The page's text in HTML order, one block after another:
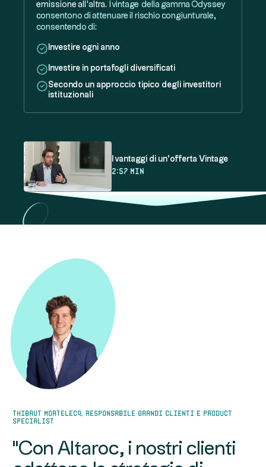
emissione all'altra.
I vintage della gamma Odyssey
consentono di attenuare il rischio congiunturale,
consentendo di:
Investire ogni anno
Investire in portafogli diversificati
Secondo un approccio tipico degli investitori
istituzionali
Capire
il
private
vantaggi
di
un'offerta
Vintage
I vantaggi di un'offerta Vintage
2:57 min
Thibaut Mortelecq, RESPONSABILE GRANDI CLIENTI E PRODUCT
SPECIALIST
"Con Altaroc, i nostri clienti